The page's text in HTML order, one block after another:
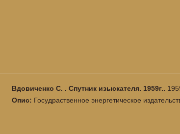
Вдовиченко С. . Спутник изыскателя. 1959г..
Опис: Госудраственное энергетическое